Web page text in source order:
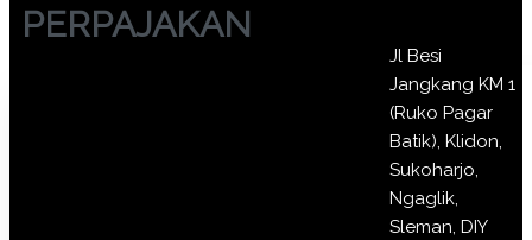
PERPAJAKAN
Jl Besi
Jangkang KM 1
(Ruko Pagar
Batik), Klidon,
Sukoharjo,
Ngaglik,
Sleman, DIY